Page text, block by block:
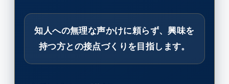
知人への無理な声かけに頼らず、興味を
持つ方との接点づくりを目指します。